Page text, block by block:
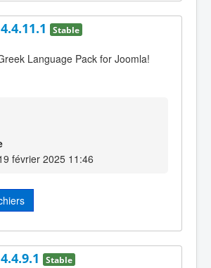
Stable
Language Pack for Joomla!
février 2025 11:46
Stable